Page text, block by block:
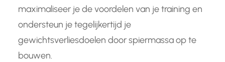
maximaliseer je de voordelen van je training en
ondersteun je tegelijkertijd je
gewichtsverliesdoelen door spiermassa op te
bouwen.